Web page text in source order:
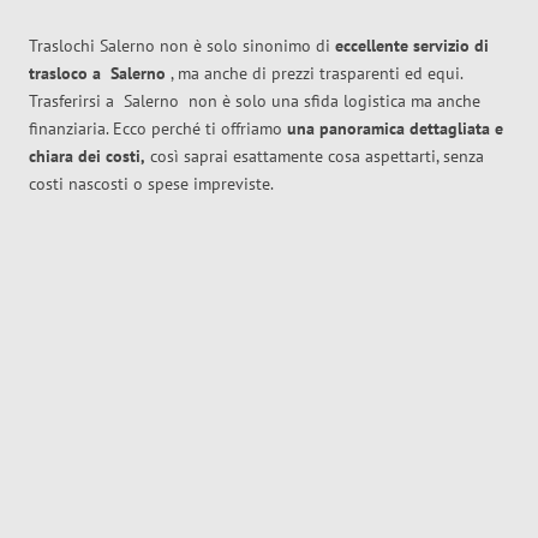
Traslochi Salerno non è solo sinonimo di eccellente servizio di
trasloco a Salerno , ma anche di prezzi trasparenti ed equi.
Trasferirsi a Salerno non è solo una sfida logistica ma anche
finanziaria. Ecco perché ti offriamo una panoramica dettagliata e
chiara dei costi, così saprai esattamente cosa aspettarti, senza
costi nascosti o spese impreviste.